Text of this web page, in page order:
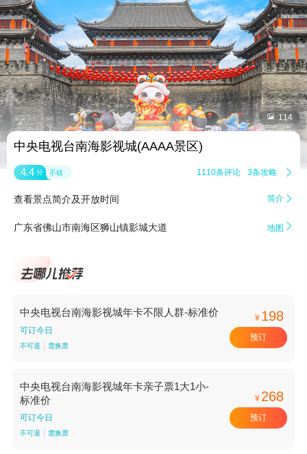
 114
中央电视台南海影视城(AAAA景区)
4.4 分 不错 1110条评论 3条攻略 
查看景点简介及开放时间 简介 
广东省佛山市南海区狮山镇影城大道 地图 
中央电视台南海影视城年卡不限人群-标准价
可订今日
不可退 需换票
¥ 198
预订
中央电视台南海影视城年卡亲子票1大1小-
标准价
可订今日
不可退 需换票
¥ 268
预订
